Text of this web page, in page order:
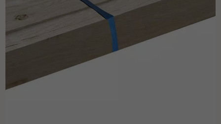
pas dans le choix et la pose de votre parquet.
Un expert Décoplus Parquets vous appelle